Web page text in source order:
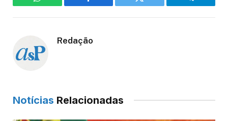
WhatsApp Facebook Twitter Telegram
Redação
Notícias Relacionadas